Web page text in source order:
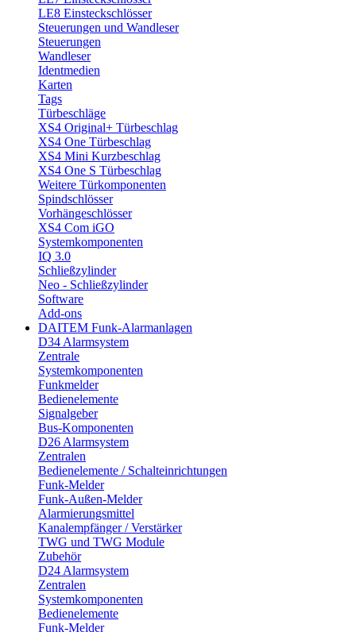
LE8 Einsteckschlösser
Steuerungen und Wandleser
Steuerungen
Wandleser
Identmedien
Karten
Tags
Türbeschläge
XS4 Original+ Türbeschlag
XS4 One Türbeschlag
XS4 Mini Kurzbeschlag
XS4 One S Türbeschlag
Weitere Türkomponenten
Spindschlösser
Vorhängeschlösser
XS4 Com iGO
Systemkomponenten
IQ 3.0
Schließzylinder
Neo - Schließzylinder
Software
Add-ons
DAITEM Funk-Alarmanlagen
D34 Alarmsystem
Zentrale
Systemkomponenten
Funkmelder
Bedienelemente
Signalgeber
Bus-Komponenten
D26 Alarmsystem
Zentralen
Bedienelemente / Schalteinrichtungen
Funk-Melder
Funk-Außen-Melder
Alarmierungsmittel
Kanalempfänger / Verstärker
TWG und TWG Module
Zubehör
D24 Alarmsystem
Zentralen
Systemkomponenten
Bedienelemente
Funk-Melder